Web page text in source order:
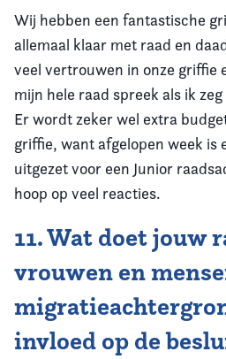
Wij hebben een fantastische
allemaal klaar met raad en
veel vertrouwen in onze griffie
mijn hele raad spreek als ik
Er wordt zeker wel extra
griffie, want afgelopen week is
uitgezet voor een Junior
hoop op veel reacties.
11. Wat doet jouw
vrouwen en
invloed op de